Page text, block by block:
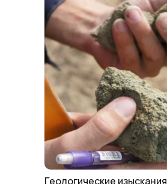
Геологические изыскания